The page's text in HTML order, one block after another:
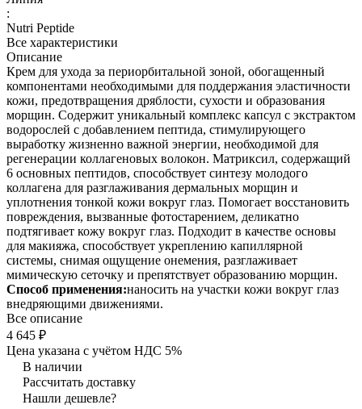
:
Nutri Peptide
Все характеристики
Описание
Крем для ухода за периорбитальной зоной, обогащенный
компонентами необходимыми для поддержания эластичности
кожи, предотвращения дряблости, сухости и образования
морщин. Содержит уникальный комплекс капсул с экстрактом
водорослей с добавлением пептида, стимулирующего
выработку жизненно важной энергии, необходимой для
регенерации коллагеновых волокон. Матриксил, содержащий
6 основных пептидов, способствует синтезу молодого
коллагена для разглаживания дермальных морщин и
уплотнения тонкой кожи вокруг глаз. Помогает восстановить
повреждения, вызванные фотостарением, деликатно
подтягивает кожу вокруг глаз. Подходит в качестве основы
для макияжа, способствует укреплению капиллярной
системы, снимая ощущение онемения, разглаживает
мимическую сеточку и препятствует образованию морщин.
Способ применения:наносить на участки кожи вокруг глаз
внедряющими движениями.
Все описание
4 645 ₽
Цена указана с учётом НДС 5%
В наличии
Рассчитать доставку
Нашли дешевле?